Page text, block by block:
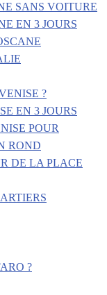
SANS VOITURE
EN 3 JOURS
?
EN 3 JOURS
POUR
ROND
DE LA PLACE
?